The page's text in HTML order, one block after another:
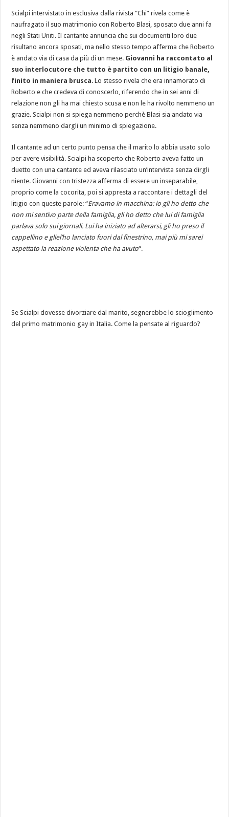
Scialpi intervistato in esclusiva dalla rivista “Chi” rivela come è
naufragato il suo matrimonio con Roberto Blasi, sposato due anni fa
negli Stati Uniti. Il cantante annuncia che sui documenti loro due
risultano ancora sposati, ma nello stesso tempo afferma che Roberto
è andato via di casa da più di un mese. Giovanni ha raccontato al
suo interlocutore che tutto è partito con un litigio banale,
finito in maniera brusca. Lo stesso rivela che era innamorato di
Roberto e che credeva di conoscerlo, riferendo che in sei anni di
relazione non gli ha mai chiesto scusa e non le ha rivolto nemmeno un
grazie. Scialpi non si spiega nemmeno perchè Blasi sia andato via
senza nemmeno dargli un minimo di spiegazione.
Il cantante ad un certo punto pensa che il marito lo abbia usato solo
per avere visibilità. Scialpi ha scoperto che Roberto aveva fatto un
duetto con una cantante ed aveva rilasciato un’intervista senza dirgli
niente. Giovanni con tristezza afferma di essere un inseparabile,
proprio come la cocorita, poi si appresta a raccontare i dettagli del
litigio con queste parole: “Eravamo in macchina: io gli ho detto che
non mi sentivo parte della famiglia, gli ho detto che lui di famiglia
parlava solo sui giornali. Lui ha iniziato ad alterarsi, gli ho preso il
cappellino e gliel’ho lanciato fuori dal finestrino, mai più mi sarei
aspettato la reazione violenta che ha avuto“.
Se Scialpi dovesse divorziare dal marito, segnerebbe lo scioglimento
del primo matrimonio gay in Italia. Come la pensate al riguardo?